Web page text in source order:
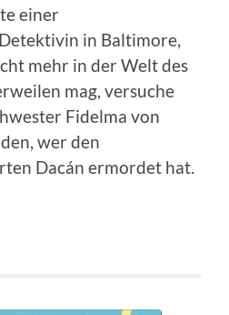
einer
in Baltimore,
mehr in der Welt des
mag, versuche
Fidelma von
wer den
Dacán ermordet hat.